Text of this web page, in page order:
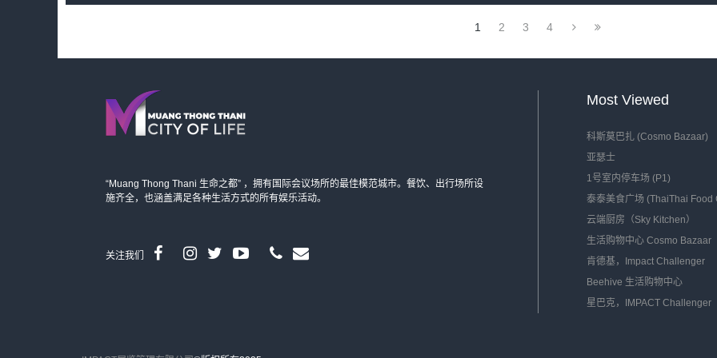
1 2 3 4
“Muang Thong Thani 生命之都” ，拥有国际会议场所的最佳模范城市。餐饮、出行场所设
施齐全，也涵盖满足各种生活方式的所有娱乐活动。
关注我们
Most Viewed
科斯莫巴扎 (Cosmo Bazaar)
亚瑟士
1号室内停车场 (P1)
泰泰美食广场 (ThaiThai Food
云端厨房（Sky Kitchen）
生活购物中心 Cosmo Bazaar
肯德基，Impact Challenger
Beehive 生活购物中心
星巴克，IMPACT Challenger